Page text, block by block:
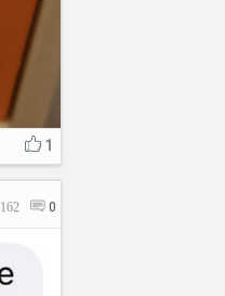
1
162 0